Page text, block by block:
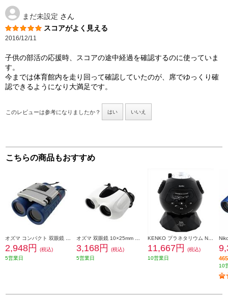
まだ未設定 さん
スコアがよく見える
2016/12/11
子供の部活の応援時、スコアの途中経過を確認するのに使っていま
す。
今までは体育館内を走り回って確認していたのが、席でゆっくり確
認できるようになり大満足です。
このレビューは参考になりましたか？ はい いいえ
こちらの商品もおすすめ
2,948円
(税込)
5営業日
3,168円
(税込)
5営業日
11,667円
(税込)
10営業日
10